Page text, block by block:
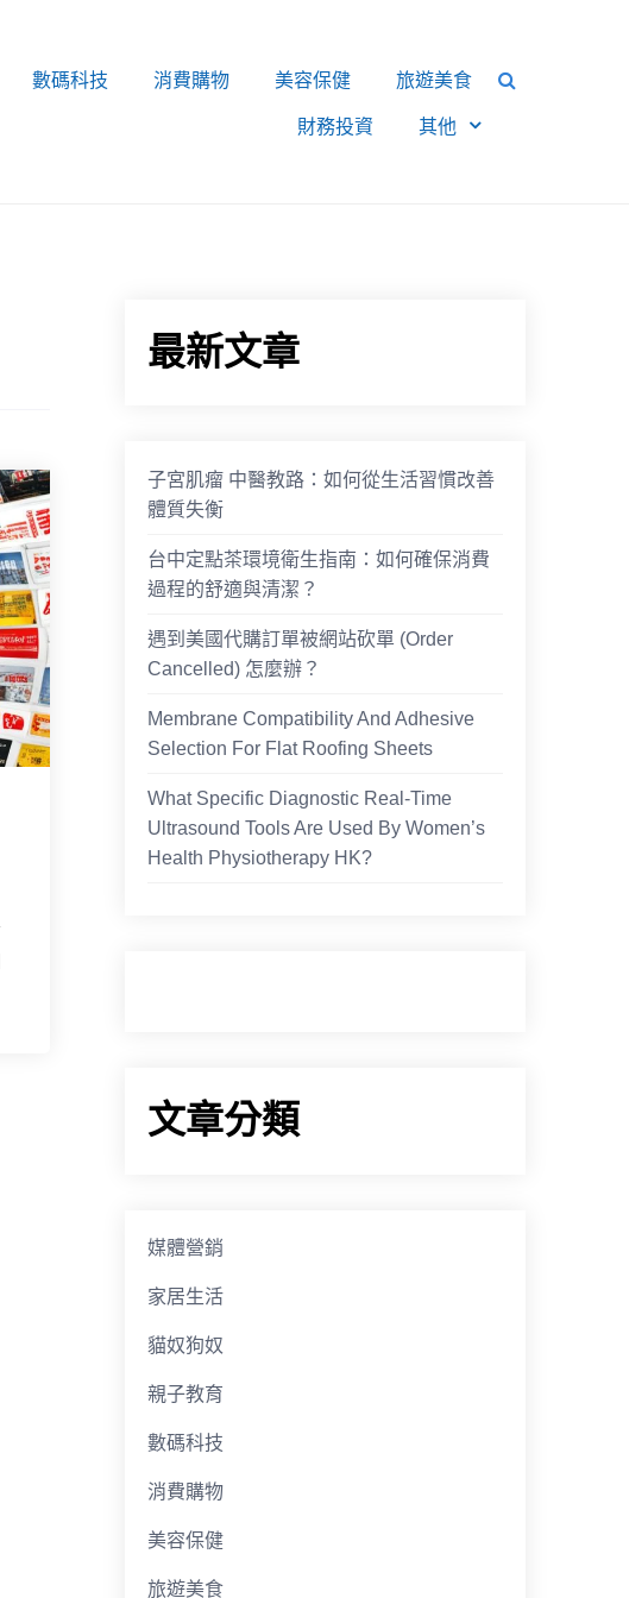
數碼科技 消費購物 美容保健 旅遊美食
財務投資 其他
最新文章
子宮肌瘤 中醫教路：如何從生活習慣改善
體質失衡
台中定點茶環境衛生指南：如何確保消費
過程的舒適與清潔？
遇到美國代購訂單被網站砍單 (Order
Cancelled) 怎麼辦？
Membrane Compatibility And Adhesive
Selection For Flat Roofing Sheets
What Specific Diagnostic Real-Time
Ultrasound Tools Are Used By Women’s
Health Physiotherapy HK?
文章分類
媒體營銷
家居生活
貓奴狗奴
親子教育
數碼科技
消費購物
美容保健
旅遊美食